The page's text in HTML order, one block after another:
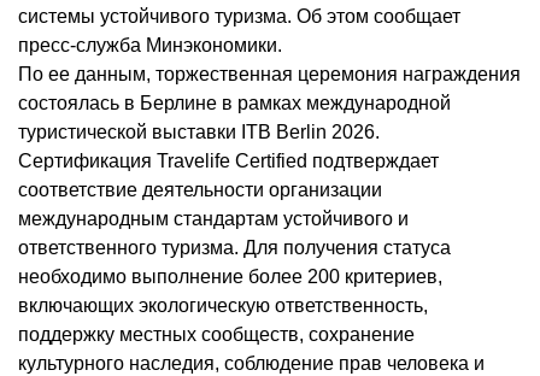
системы устойчивого туризма. Об этом сообщает
пресс-служба Минэкономики.
По ее данным, торжественная церемония награждения
состоялась в Берлине в рамках международной
туристической выставки ITB Berlin 2026.
Сертификация Travelife Certified подтверждает
соответствие деятельности организации
международным стандартам устойчивого и
ответственного туризма. Для получения статуса
необходимо выполнение более 200 критериев,
включающих экологическую ответственность,
поддержку местных сообществ, сохранение
культурного наследия, соблюдение прав человека и